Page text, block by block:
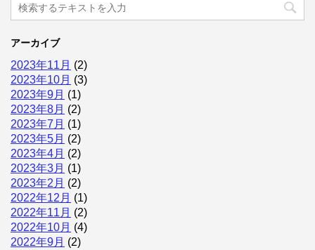
アーカイブ
2023年11月 (2)
2023年10月 (3)
2023年9月 (1)
2023年8月 (2)
2023年7月 (1)
2023年5月 (2)
2023年4月 (2)
2023年3月 (1)
2023年2月 (2)
2022年12月 (1)
2022年11月 (2)
2022年10月 (4)
2022年9月 (2)